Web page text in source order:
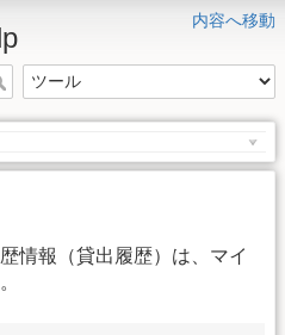
内容へ移動
情報（貸出履歴）は、マイ